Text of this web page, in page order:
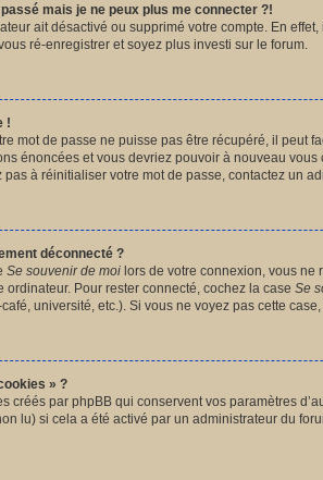
mais je ne peux plus me connecter ?!
ait désactivé ou supprimé votre compte. En
ré-enregistrer et soyez plus investi sur le forum.
!
mot de passe ne puisse pas être récupéré, il
énoncées et vous devriez pouvoir à nouveau vous
à réinitialiser votre mot de passe, contactez un
déconnecté ?
Se souvenir de moi lors de votre connexion, vous ne
ordinateur. Pour rester connecté, cochez la case Se
université, etc.). Si vous ne voyez pas cette
» ?
créés par phpBB qui conservent vos paramètres
lu) si cela a été activé par un administrateur du